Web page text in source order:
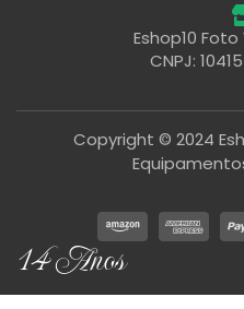
Eshop10
CNPJ:
Copyright © 2024
14 Anos